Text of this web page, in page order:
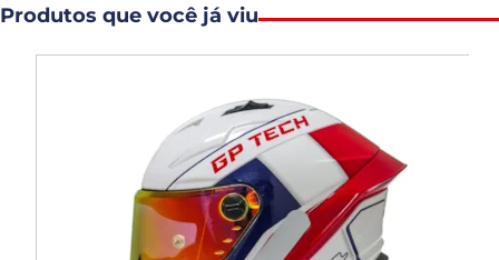
Produtos que você já viu